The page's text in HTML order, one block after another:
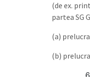
(de ex.
partea SG
(a)
(b)